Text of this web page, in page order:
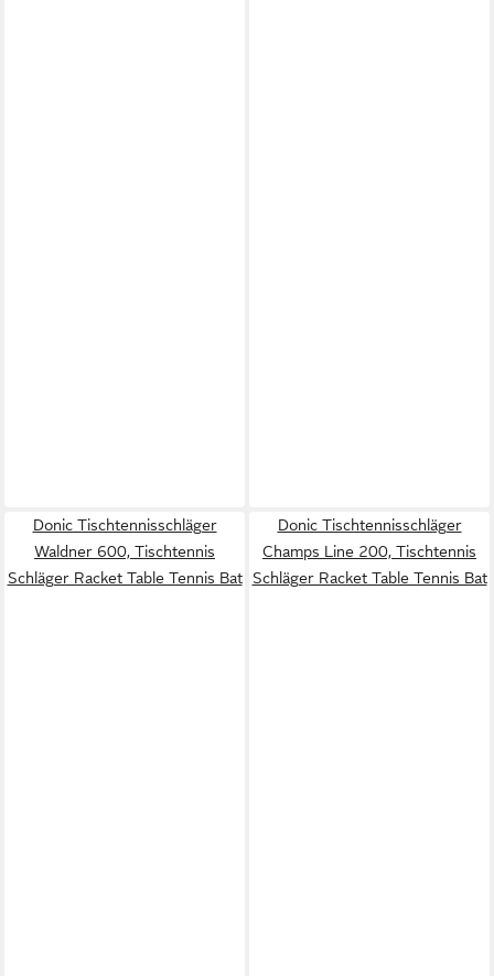
Donic Tischtennisschläger
Waldner 600, Tischtennis
Schläger Racket Table Tennis Bat
Donic Tischtennisschläger
Champs Line 200, Tischtennis
Schläger Racket Table Tennis Bat